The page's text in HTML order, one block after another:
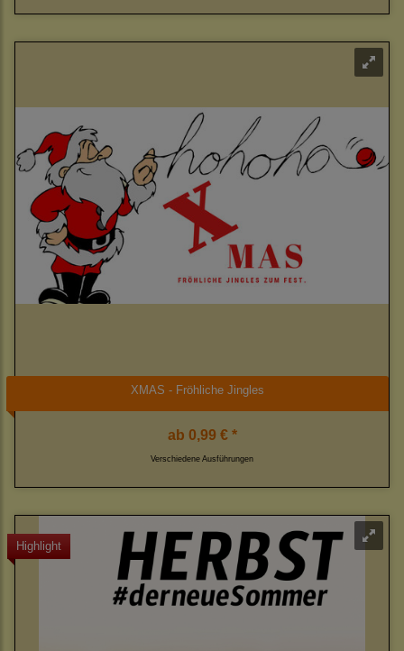
XMAS - Fröhliche Jingles
ab 0,99 € *
Verschiedene Ausführungen
Highlight